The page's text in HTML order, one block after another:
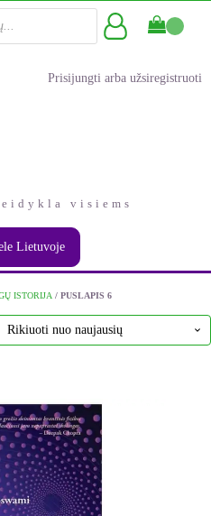
Prisijungti arba užsiregistruoti
visiems
Lietuvoje
ISTORIJA / PUSLAPIS 6